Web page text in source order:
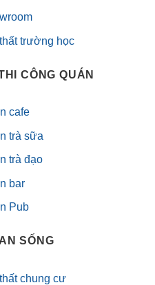
trường học
CÔNG QUÁN
cafe
trà sữa
trà đạo
bar
Pub
SỐNG
chung cư